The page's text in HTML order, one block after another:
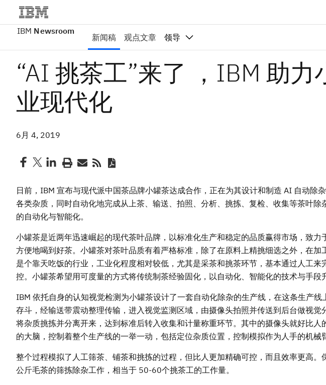
IBM Newsroom
新闻稿 观点文章 领导
“AI 挑茶工”来了 ，IBM 助
业现代化
6月 4, 2019
日前，IBM 宣布与现代派中国茶品牌小罐茶达成合作，正在为其设计和制造 AI 自动除
各类杂质，同时自动化地完成从上茶、输送、拍照、分析、挑拣、复检、收集等茶叶
的自动化与智能化。
小罐茶是近两年迅速崛起的现代茶叶品牌，以标准化生产和稳定的品质赢得市场，致
方便地喝到好茶。小罐茶对茶叶品质有着严格标准，除了在原料上精挑细选之外，在
是个靠天吃饭的行业，工业化程度相对较低，尤其是采茶和挑茶环节，基本通过人工
控。小罐茶希望用可度量的方式将传统制茶经验固化，以自动化、智能化的技术与手段
IBM 依托自身的认知视觉检测为小罐茶设计了一套自动化除杂的生产线，在这条生产
存斗，经输送带震动整理传输，进入视觉监测区域，由摄像头拍照并传送到后台做视
将杂质挑拣并分离开来，达到标准后转入收集和计量称重环节。其中的摄像头就好比
的大脑，控制着整个生产线的一举一动，包括定位杂质位置，控制模拟作为人手的机械
整个过程模拟了人工筛茶、铺茶和挑拣的过程，但比人更加精确可控，而且效率更高
公斤毛茶的筛拣除杂工作，相当于 50-60个挑茶工的工作量。